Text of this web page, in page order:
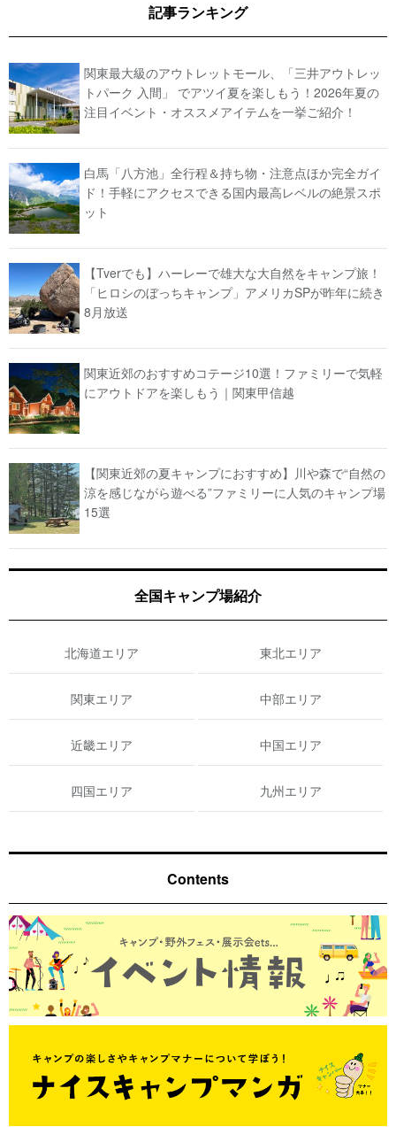
記事ランキング
関東最大級のアウトレットモール、「三井アウトレッ
トパーク 入間」 でアツイ夏を楽しもう！2026年夏の
注目イベント・オススメアイテムを一挙ご紹介！
白馬「八方池」全行程＆持ち物・注意点ほか完全ガイ
ド！手軽にアクセスできる国内最高レベルの絶景スポ
ット
【Tverでも】ハーレーで雄大な大自然をキャンプ旅！
「ヒロシのぼっちキャンプ」アメリカSPが昨年に続き
8月放送
関東近郊のおすすめコテージ10選！ファミリーで気軽
にアウトドアを楽しもう｜関東甲信越
【関東近郊の夏キャンプにおすすめ】川や森で“自然の
涼を感じながら遊べる”ファミリーに人気のキャンプ場
15選
全国キャンプ場紹介
北海道エリア 東北エリア
関東エリア 中部エリア
近畿エリア 中国エリア
四国エリア 九州エリア
Contents